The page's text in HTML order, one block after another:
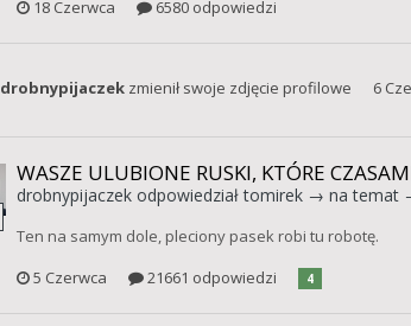
18 Czerwca
6580 odpowiedzi
drobnypijaczekzmienił swoje zdjęcie profilowe 6
WASZE ULUBIONE RUSKI, KTÓRE
drobnypijaczekodpowiedziałtomirek→ na temat
Ten na samym dole, pleciony pasek robi tu robotę.
5 Czerwca
21661 odpowiedzi 4